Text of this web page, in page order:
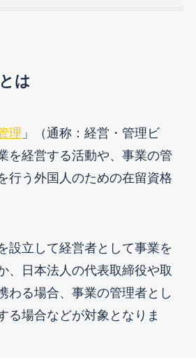
は
理 」（通称：経営・管理ビ
を経営する活動や、事業の管
行う外国人のための在留資格
設立して経営者として事業を
、日本法人の代表取締役や取
わる場合、事業の管理者とし
る場合などが対象となりま